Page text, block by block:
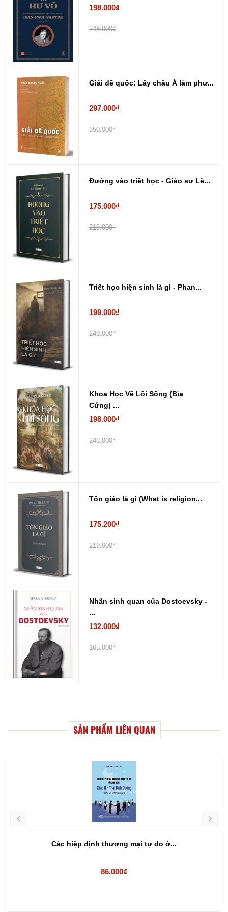
198.000₫
248.000₫
Giải đế quốc: Lấy châu Á làm phư...
297.000₫
350.000₫
Đường vào triết học - Giáo sư Lê...
175.000₫
219.000₫
Triết học hiện sinh là gì - Phan...
199.000₫
249.000₫
Khoa Học Về Lối Sống (Bìa
Cứng) ...
198.000₫
248.000₫
Tôn giáo là gì (What is religion...
175.200₫
219.000₫
Nhân sinh quan của Dostoevsky -
...
132.000₫
165.000₫
SẢN PHẨM LIÊN QUAN
Các hiệp định thương mại tự do ở...
86.000₫